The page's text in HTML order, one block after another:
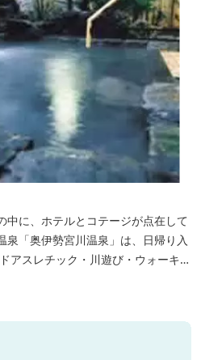
中に、ホテルとコテージが点在して
泉「奥伊勢宮川温泉」は、日帰り入
アスレチック・川遊び・ウォーキン
天風呂と地元産季節の野草を月替
思いっきりリフレッシュしてくだ
ャーセラピーしませんか。